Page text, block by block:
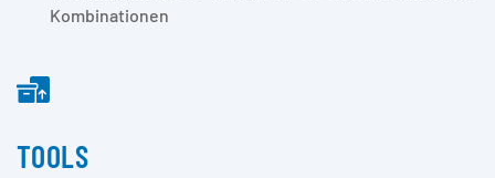
Kombinationen
TOOLS